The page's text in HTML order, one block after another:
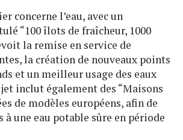
concerne l’eau, avec un
“100 îlots de fraîcheur, 1000
la remise en service de
la création de nouveaux points
et un meilleur usage des eaux
inclut également des “Maisons
de modèles européens, afin de
à une eau potable sûre en période